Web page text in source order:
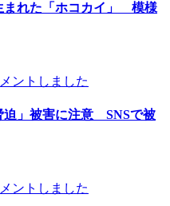
まれた「ホコカイ」 模様
ントしました
迫」被害に注意 SNSで被
ントしました